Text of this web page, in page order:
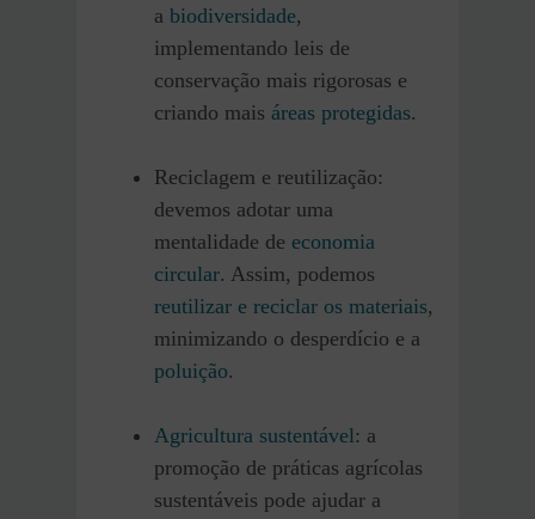
a biodiversidade,
implementando leis de
conservação mais rigorosas e
criando mais áreas protegidas.
Reciclagem e reutilização:
devemos adotar uma
mentalidade de economia
circular. Assim, podemos
reutilizar e reciclar os materiais,
minimizando o desperdício e a
poluição.
Agricultura sustentável: a
promoção de práticas agrícolas
sustentáveis pode ajudar a